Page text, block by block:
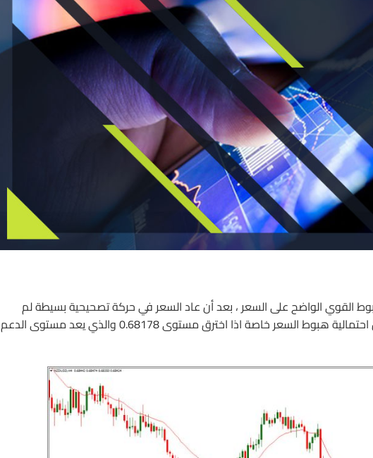
القوي الواضح على السعر ، بعد أن عاد السعر في حركة تصحيحية بسيطة لم
يقوى فيها على كسر مستوى 0.68829 وهو ما يزيد من احتمالية هبوط السعر خاصة اذا اخترق مستوى 0.68178 والذي يعد مستوى الدعم